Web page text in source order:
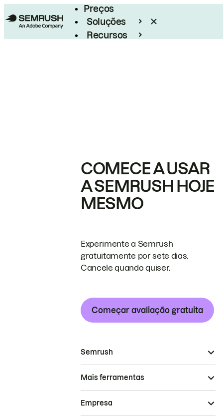
Preços
Soluções
Recursos
COMECE A USAR
A SEMRUSH HOJE
MESMO
Experimente a Semrush
gratuitamente por sete dias.
Cancele quando quiser.
Começar avaliação gratuita
Semrush
Mais ferramentas
Empresa